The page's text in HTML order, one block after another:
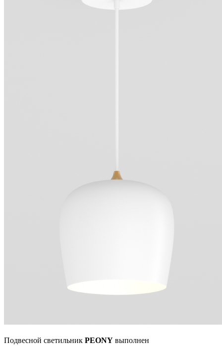
Подвесной светильник PEONY выполнен